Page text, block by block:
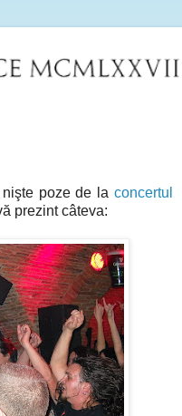
poze de la concertul
prezint câteva: